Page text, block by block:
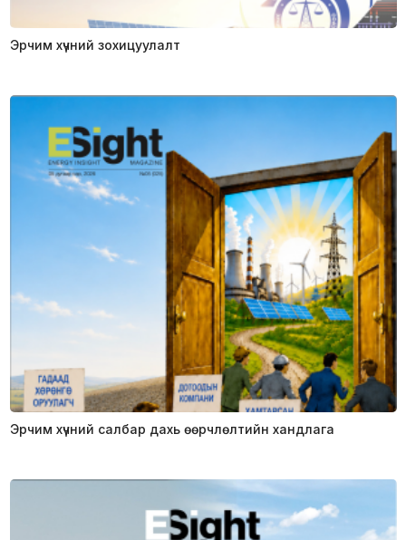
Эрчим хүчний зохицуулалт
Эрчим хүчний салбар дахь өөрчлөлтийн хандлага